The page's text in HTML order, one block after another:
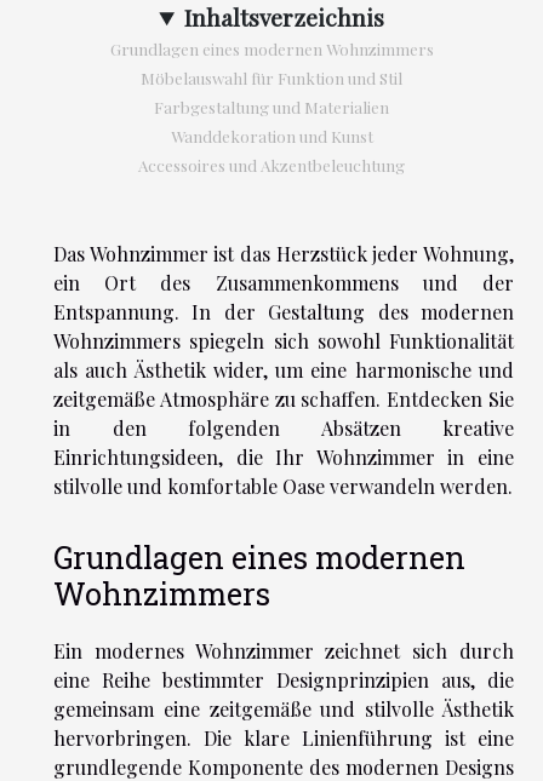
Inhaltsverzeichnis
Grundlagen eines modernen Wohnzimmers
Möbelauswahl für Funktion und Stil
Farbgestaltung und Materialien
Wanddekoration und Kunst
Accessoires und Akzentbeleuchtung
Das Wohnzimmer ist das Herzstück jeder Wohnung,
ein Ort des Zusammenkommens und der
Entspannung. In der Gestaltung des modernen
Wohnzimmers spiegeln sich sowohl Funktionalität
als auch Ästhetik wider, um eine harmonische und
zeitgemäße Atmosphäre zu schaffen. Entdecken Sie
in den folgenden Absätzen kreative
Einrichtungsideen, die Ihr Wohnzimmer in eine
stilvolle und komfortable Oase verwandeln werden.
Grundlagen eines modernen
Wohnzimmers
Ein modernes Wohnzimmer zeichnet sich durch
eine Reihe bestimmter Designprinzipien aus, die
gemeinsam eine zeitgemäße und stilvolle Ästhetik
hervorbringen. Die klare Linienführung ist eine
grundlegende Komponente des modernen Designs